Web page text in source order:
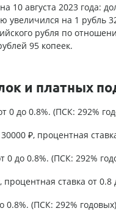
августа 2023 года:
на 1 рубль
рубля по
95 копеек.
и платных
0 до 0.8%. (ПСК: 292%
₽, процентная
0 до 0.8%. (ПСК: 292%
ставка от 0.8
(ПСК: 292%